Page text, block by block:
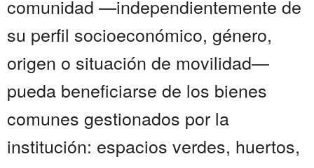
comunidad —independientemente de
su perfil socioeconómico, género,
origen o situación de movilidad—
pueda beneficiarse de los bienes
comunes gestionados por la
institución: espacios verdes, huertos,